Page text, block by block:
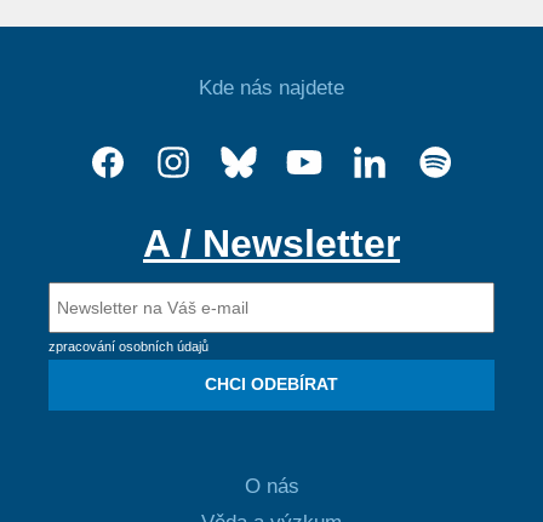
Kde nás najdete
A / Newsletter
zpracování osobních údajů
CHCI ODEBÍRAT
O nás